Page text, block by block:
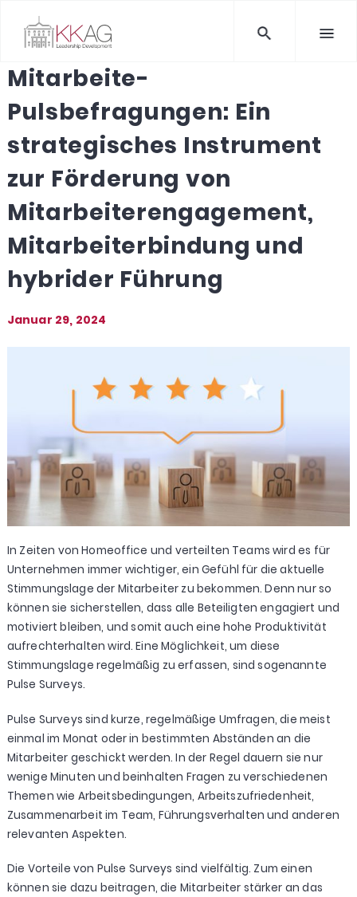
Mitarbeite-
Pulsbefragungen: Ein
strategisches Instrument
zur Förderung von
Mitarbeiterengagement,
Mitarbeiterbindung und
hybrider Führung
Januar 29, 2024
In Zeiten von Homeoffice und verteilten Teams wird es für
Unternehmen immer wichtiger, ein Gefühl für die aktuelle
Stimmungslage der Mitarbeiter zu bekommen. Denn nur so
können sie sicherstellen, dass alle Beteiligten engagiert und
motiviert bleiben, und somit auch eine hohe Produktivität
aufrechterhalten wird. Eine Möglichkeit, um diese
Stimmungslage regelmäßig zu erfassen, sind sogenannte
Pulse Surveys.
Pulse Surveys sind kurze, regelmäßige Umfragen, die meist
einmal im Monat oder in bestimmten Abständen an die
Mitarbeiter geschickt werden. In der Regel dauern sie nur
wenige Minuten und beinhalten Fragen zu verschiedenen
Themen wie Arbeitsbedingungen, Arbeitszufriedenheit,
Zusammenarbeit im Team, Führungsverhalten und anderen
relevanten Aspekten.
Die Vorteile von Pulse Surveys sind vielfältig. Zum einen
können sie dazu beitragen, die Mitarbeiter stärker an das